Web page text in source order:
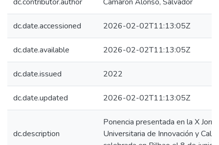
dc.date.accessioned 2026-02-02T11:13:05Z
dc.date.available 2026-02-02T11:13:05Z
dc.date.issued 2022
dc.date.updated 2026-02-02T11:13:05Z
dc.description
Ponencia presentada en la X
Universitaria de Innovación y